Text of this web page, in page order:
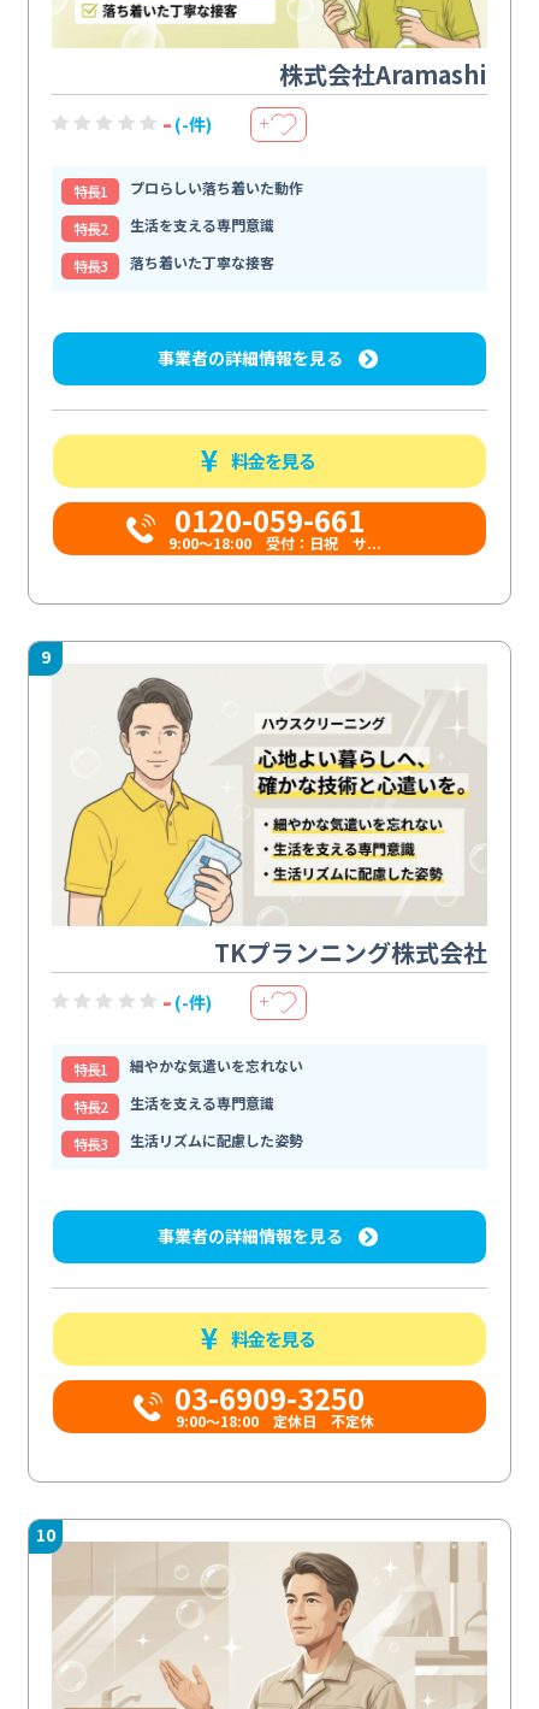
株式会社Aramashi
- (-件) ＋
特⻑1
プロらしい落ち着いた動作
特⻑2
生活を支える専門意識
特⻑3
落ち着いた丁寧な接客
事業者の詳細情報を見る
料金を見る
0120-059-661
9:00〜18:00 受付：日祝 サ...
9
TKプランニング株式会社
- (-件) ＋
特⻑1
細やかな気遣いを忘れない
特⻑2
生活を支える専門意識
特⻑3
生活リズムに配慮した姿勢
事業者の詳細情報を見る
料金を見る
03-6909-3250
9:00～18:00 定休日 不定休
10